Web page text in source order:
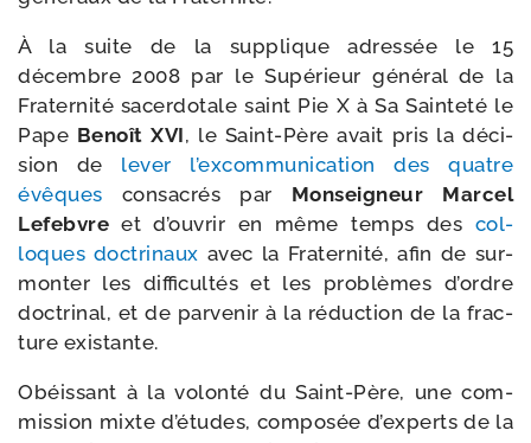
À la suite de la sup­plique adres­sée le 15
décembre 2008 par le Supérieur géné­ral de la
Fraternité sacer­do­tale saint Pie X à Sa Sainteté le
Pape Benoît XVI, le Saint-​Père avait pris la déci­
sion de lever l’excommunication des quatre
évêques consa­crés par Monseigneur Marcel
Lefebvre et d’ouvrir en même temps des col­
loques doc­tri­naux avec la Fraternité, afin de sur­
mon­ter les dif­fi­cul­tés et les pro­blèmes d’ordre
doc­tri­nal, et de par­ve­nir à la réduc­tion de la frac­
ture existante.
Obéissant à la volon­té du Saint-​Père, une com­
mis­sion mixte d’études, com­po­sée d’experts de la